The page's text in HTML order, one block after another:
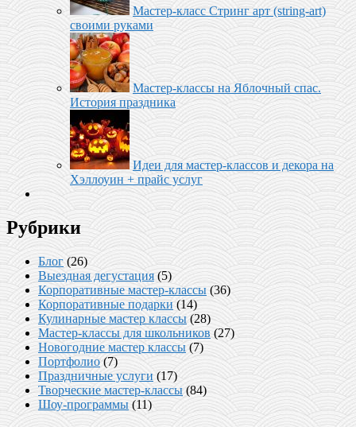
Мастер-класс Стринг арт (string-art)
своими руками
Мастер-классы на Яблочный спас.
История праздника
Идеи для мастер-классов и декора на
Хэллоуин + прайс услуг
Рубрики
Блог (26)
Выездная дегустация (5)
Корпоративные мастер-классы (36)
Корпоративные подарки(14)
Кулинарные мастер классы(28)
Мастер-классы для школьников (27)
Новогодние мастер классы (7)
Портфолио(7)
Праздничные услуги (17)
Творческие мастер-классы (84)
Шоу-программы (11)